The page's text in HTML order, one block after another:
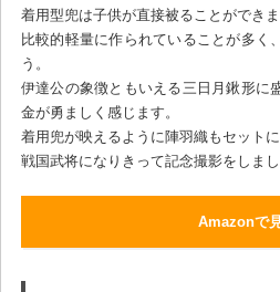
着用型兜は子供が直接被ることができま
比較的軽量に作られていることが多く
う。
伊達公の象徴ともいえる三日月鍬形に
金が勇ましく感じます。
着用兜が映えるように陣羽織もセットに
戦国武将になりきって記念撮影をしまし
Amazonで